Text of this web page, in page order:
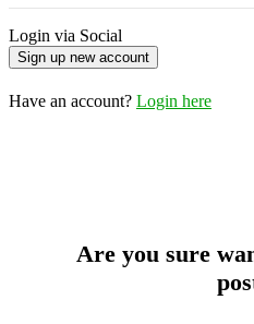
Login via Social
Have an account? Login here
Are you sure